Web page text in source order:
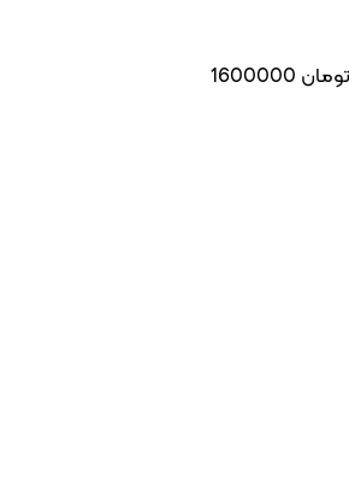
1600000 تومان